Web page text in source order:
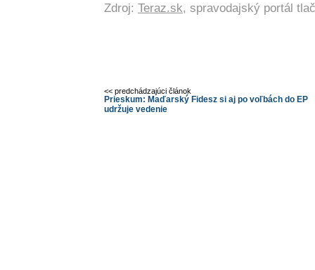
Zdroj: Teraz.sk, spravodajský portál
<< predchádzajúci článok
Prieskum: Maďarský Fidesz si aj po voľbách do EP
udržuje vedenie